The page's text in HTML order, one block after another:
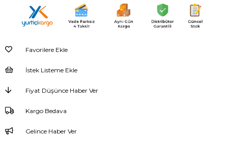
İndirim
Favorilere Ekle
İstek Listeme Ekle
Fiyat Düşünce Haber Ver
Kargo Bedava
Gelince Haber Ver